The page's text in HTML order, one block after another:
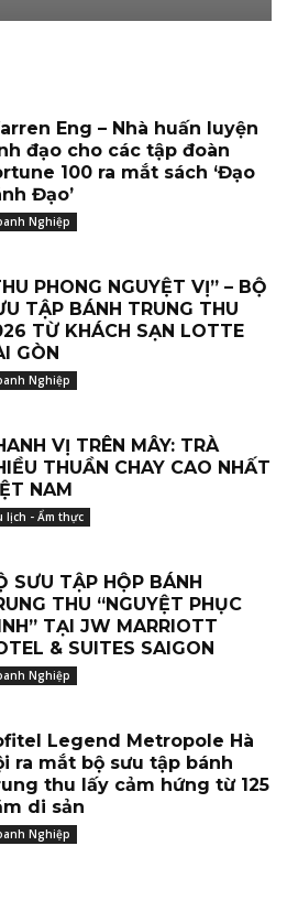
Eng – Nhà huấn luyện
đạo cho các tập đoàn
100 ra mắt sách ‘Đạo
Đạo’
Nghiệp
PHONG NGUYỆT VỊ” – BỘ
TẬP BÁNH TRUNG THU
TỪ KHÁCH SẠN LOTTE
GÒN
Nghiệp
VỊ TRÊN MÂY: TRÀ
THUẦN CHAY CAO NHẤT
NAM
lịch - Ẩm thực
SƯU TẬP HỘP BÁNH
THU “NGUYỆT PHỤC
TẠI JW MARRIOTT
& SUITES SAIGON
Nghiệp
Legend Metropole Hà
ra mắt bộ sưu tập bánh
thu lấy cảm hứng từ 125
di sản
Nghiệp